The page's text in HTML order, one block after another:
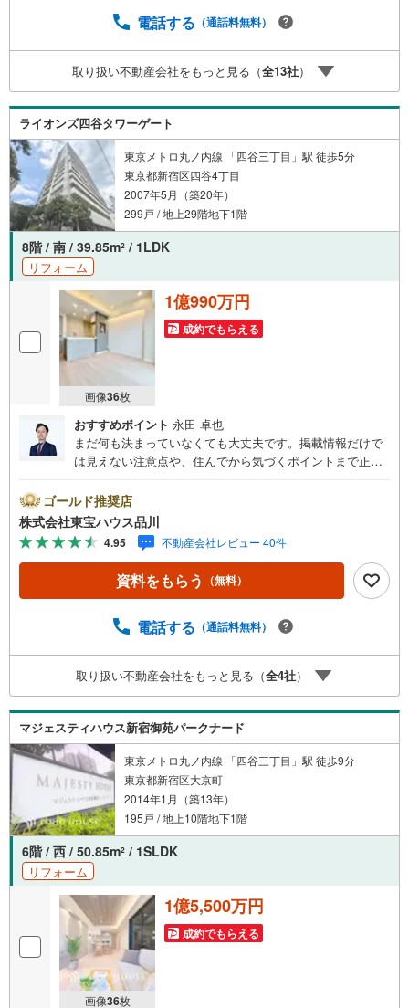
スライトは出金と譲渡はできません。ご案内・詳細な資料
時受け付けております！■頭金0円からのご購入可能です■
（諸費用もOK）お気軽にお問い合わせください。
電話する （通話料無料）
取り扱い不動産会社をもっと見る（全13社）
ライオンズ四谷タワーゲート
東京メトロ丸ノ内線 「四谷三丁目」駅 徒歩5分
東京都新宿区四谷4丁目
2007年5月（築20年）
299戸 / 地上29階地下1階
8階 / 南 / 39.85m2 / 1LDK
リフォーム
画像36枚
1億990万円
成約でもらえる
おすすめポイント 永田 卓也
まだ何も決まっていなくても大丈夫です。掲載情報だけで
は見えない注意点や、住んでから気づくポイントまで正直
とも包み隠さずお伝えし、「納得して選ぶ」ためのサポー
トを大切にしています。現地でしか分からないリアルな情
報も含めて、一緒に後悔しない住まい探しを進めていきま
しょう。まずはお気軽にご相談ください。【Yahoo！ 不動
産キャンペーン対象店舗】当店で物件を成約するとPayPay
ボーナスライトがもらえる「Yahoo！ 不動産 物件ご成約キ
予約をする」ボタンからお問い合わせください。※必ずYah
スライトは出金と譲渡はできません。ご案内・詳細な資料
のご請求はお気軽にどうぞ♪お電話でのお問い合わせも常
時受け付けております！お気軽にお問い合わせください。
ゴールド推奨店
株式会社東宝ハウス品川
4.95 不動産会社レビュー 40件
資料をもらう （無料）
電話する （通話料無料）
取り扱い不動産会社をもっと見る（全4社）
マジェスティハウス新宿御苑パークナード
東京メトロ丸ノ内線 「四谷三丁目」駅 徒歩9分
東京都新宿区大京町
2014年1月（築13年）
195戸 / 地上10階地下1階
6階 / 西 / 50.85m2 / 1SLDK
リフォーム
画像36枚
1億5,500万円
成約でもらえる